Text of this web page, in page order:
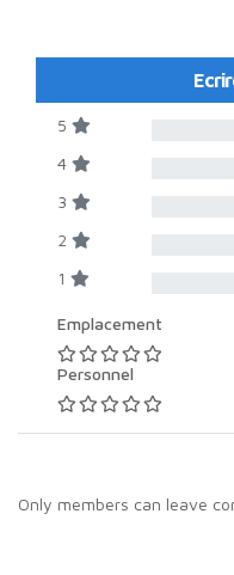
5
4
3
2
1
Emplacement
Personnel
Only members can leave